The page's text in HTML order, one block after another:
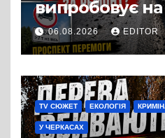
випробовує на
лише людей,
Черкас
06.08.2026 EDITOR
TV СЮЖЕТ ЕКОЛОГІЯ
У ЧЕРКАСАХ